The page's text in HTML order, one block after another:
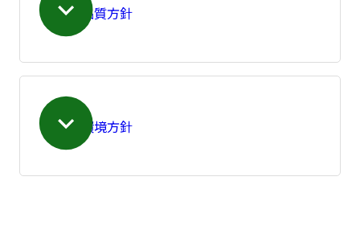
品質方針
環境方針